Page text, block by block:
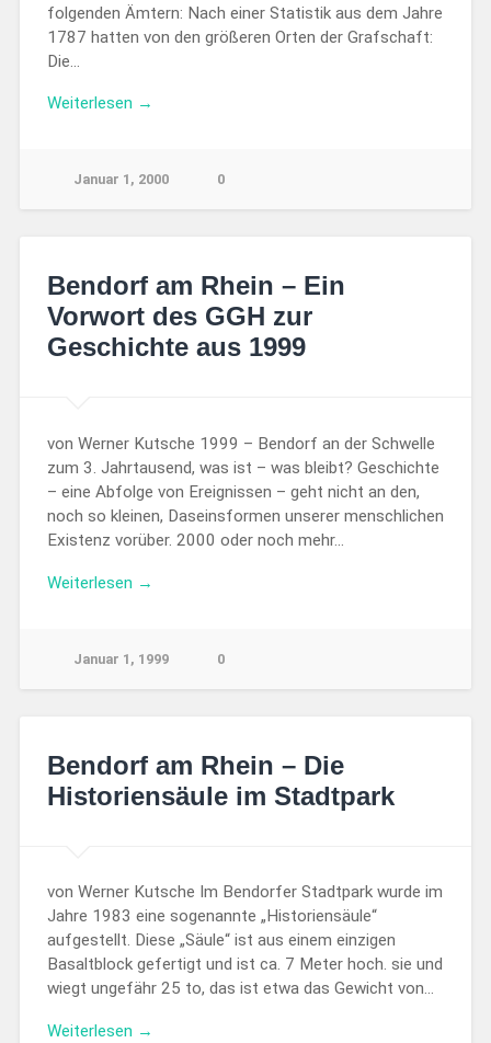
folgenden Ämtern: Nach einer Statistik aus dem Jahre
1787 hatten von den größeren Orten der Grafschaft:
Die…
Weiterlesen →
Januar 1, 2000 0
Bendorf am Rhein – Ein
Vorwort des GGH zur
Geschichte aus 1999
von Werner Kutsche 1999 – Bendorf an der Schwelle
zum 3. Jahrtausend, was ist – was bleibt? Geschichte
– eine Abfolge von Ereignissen – geht nicht an den,
noch so kleinen, Daseinsformen unserer menschlichen
Existenz vorüber. 2000 oder noch mehr…
Weiterlesen →
Januar 1, 1999 0
Bendorf am Rhein – Die
Historiensäule im Stadtpark
von Werner Kutsche Im Bendorfer Stadtpark wurde im
Jahre 1983 eine sogenannte „Historiensäule“
aufgestellt. Diese „Säule“ ist aus einem einzigen
Basaltblock gefertigt und ist ca. 7 Meter hoch. sie und
wiegt ungefähr 25 to, das ist etwa das Gewicht von…
Weiterlesen →